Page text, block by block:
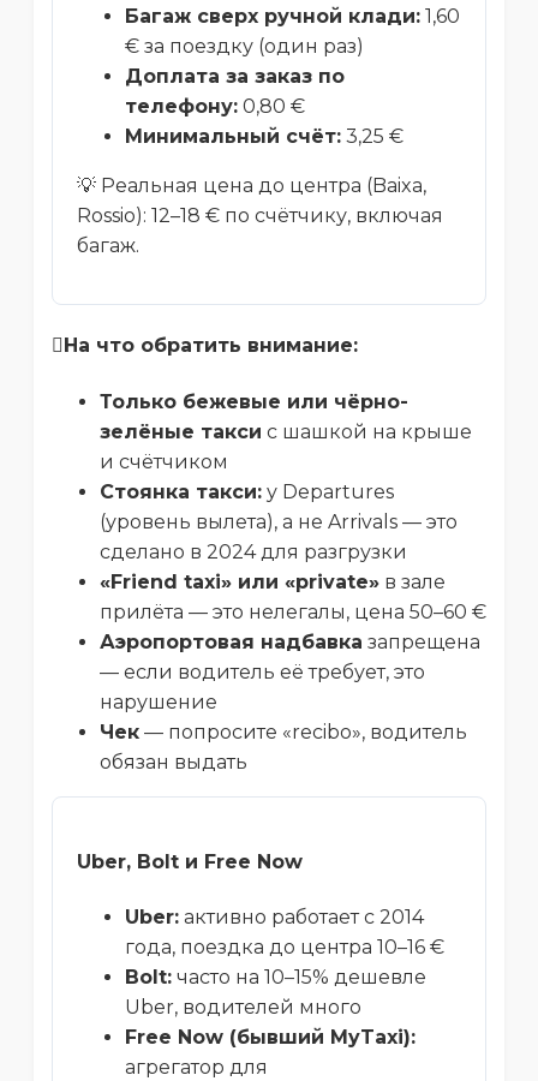
Багаж сверх ручной клади: 1,60
€ за поездку (один раз)
Доплата за заказ по
телефону: 0,80 €
Минимальный счёт: 3,25 €
💡 Реальная цена до центра (Baixa,
Rossio): 12–18 € по счётчику, включая
багаж.
На что обратить внимание:
Только бежевые или чёрно-
зелёные такси с шашкой на крыше
и счётчиком
Стоянка такси: у Departures
(уровень вылета), а не Arrivals — это
сделано в 2024 для разгрузки
«Friend taxi» или «private» в зале
прилёта — это нелегалы, цена 50–60 €
Аэропортовая надбавка запрещена
— если водитель её требует, это
нарушение
Чек — попросите «recibo», водитель
обязан выдать
Uber, Bolt и Free Now
Uber: активно работает с 2014
года, поездка до центра 10–16 €
Bolt: часто на 10–15% дешевле
Uber, водителей много
Free Now (бывший MyTaxi):
агрегатор для